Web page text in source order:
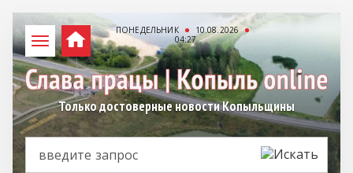
ПОНЕДЕЛЬНИК
10.08.2026
04:27
Только достоверные новости Копыльщины